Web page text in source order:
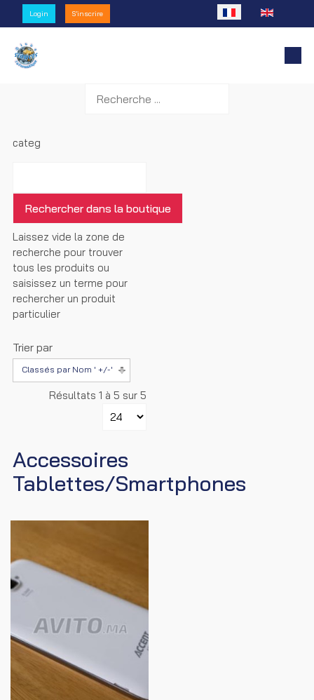
Login S'inscrire Sélectionnez votre
categ
Laissez vide la zone de
recherche pour trouver
tous les produits ou
saisissez un terme pour
rechercher un produit
particulier
Trier par
Classés par Nom ' +/-'
Résultats 1 à 5 sur 5
Accessoires
Tablettes/Smartphones